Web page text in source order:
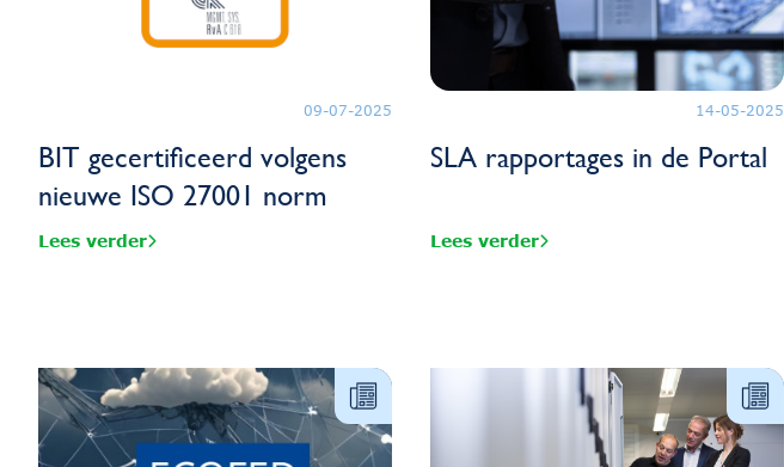
09-07-2025
BIT gecertificeerd volgens
nieuwe ISO 27001 norm
Lees verder
14-05-2025
SLA rapportages in de Portal
Lees verder